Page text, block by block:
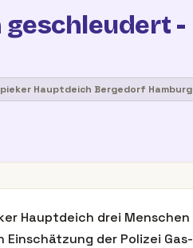
-
Hauptdeich Bergedorf Hamburg
Hauptdeich drei Menschen
der Polizei Gas-